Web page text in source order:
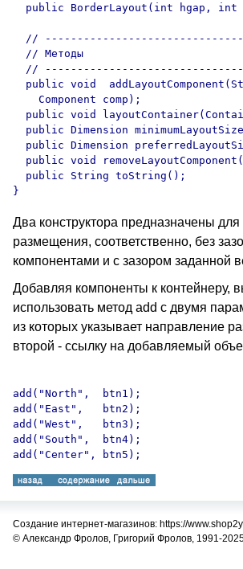
public BorderLayout(int hgap, int
//
  // Методы
//
public void
    Component comp);
public void
public Dimension
public Dimension
public void
  public String toString();
Два конструктора предназначены
размещения, соответственно, без
компонентами и с зазором заданной
Добавляя компоненты к контейнеру,
использовать метод add с двумя
из которых указывает направление
второй - ссылку на добавляемый
add("North",  btn1);
add("East",   btn2);
add("West",   btn3);
add("South",  btn4);
Создание интернет-магазинов: https://
© Александр Фролов, Григорий Фролов, 1991-